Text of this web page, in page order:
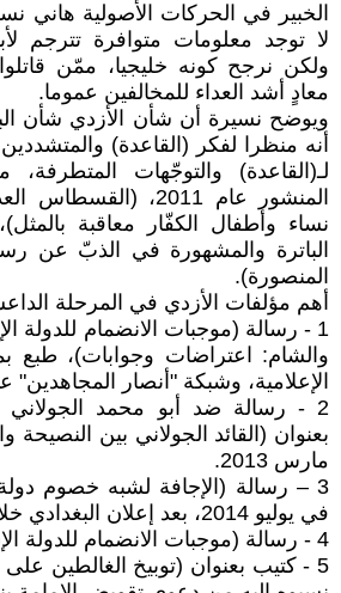
الخبير في الحركات الأصولية هاني
لا توجد معلومات متوافرة تترجم
ولكن نرجح كونه خليجيا، ممّن
معادٍ أشد العداء للمخالفين عموما.
ويوضح نسيرة أن شأن الأزدي شأن
أنه منظرا لفكر (القاعدة)
لـ(القاعدة) والتوجّهات
المنشور عام 2011،
نساء وأطفال الكفّار معاقبة
الباترة والمشهورة في الذبّ عن
المنصورة).
أهم مؤلفات الأزدي في المرحلة
1 - رسالة (موجبات الانضمام للدولة
والشام: اعتراضات وجوابات)، طبع
الإعلامية، وشبكة "أنصار المجاهدين" عام
2 - رسالة ضد أبو محمد الجولاني
بعنوان (القائد الجولاني بين النصيحة
مارس 2013.
3 – رسالة (الإجافة لشبه خصوم
في يوليو 2014، بعد إعلان البغدادي خلافته بأيام.
4 - رسالة (موجبات الانضمام للدولة الإسلامية).
5 - كتيب بعنوان (توبيخ الغالطين